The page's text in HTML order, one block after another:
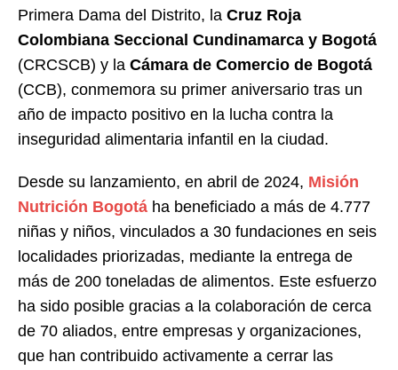
Primera Dama del Distrito, la Cruz Roja
Colombiana Seccional Cundinamarca y Bogotá
(CRCSCB) y la Cámara de Comercio de Bogotá
(CCB), conmemora su primer aniversario tras un
año de impacto positivo en la lucha contra la
inseguridad alimentaria infantil en la ciudad.
Desde su lanzamiento, en abril de 2024, Misión
Nutrición Bogotá ha beneficiado a más de 4.777
niñas y niños, vinculados a 30 fundaciones en seis
localidades priorizadas, mediante la entrega de
más de 200 toneladas de alimentos. Este esfuerzo
ha sido posible gracias a la colaboración de cerca
de 70 aliados, entre empresas y organizaciones,
que han contribuido activamente a cerrar las